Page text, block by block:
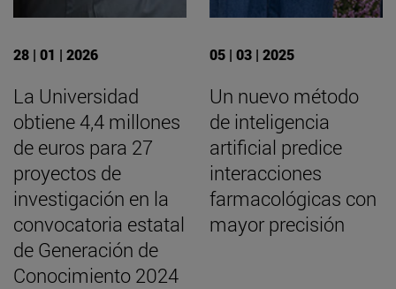
28 | 01 | 2026
La Universidad
obtiene 4,4 millones
de euros para 27
proyectos de
investigación en la
convocatoria estatal
de Generación de
Conocimiento 2024
05 | 03 | 2025
Un nuevo método
de inteligencia
artificial predice
interacciones
farmacológicas con
mayor precisión